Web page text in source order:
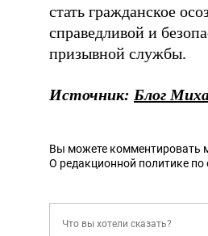
стать гражданское
справедливой и
призывной службы.
Источник: Блог
Вы можете комментировать
О редакционной политике